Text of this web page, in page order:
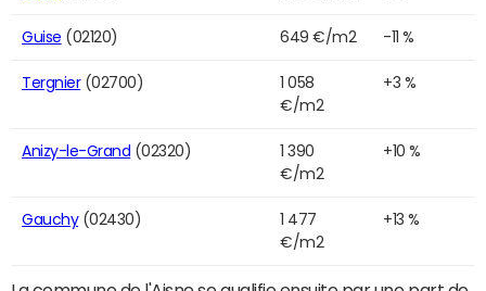
Guise (02120) 649 €/m2 -11 %
Tergnier(02700)
1 058
€/m2
+3 %
Anizy-le-Grand (02320)
1 390
€/m2
+10 %
Gauchy(02430)
1 477
€/m2
+13 %